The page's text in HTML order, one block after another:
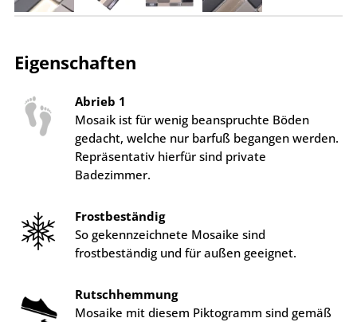
Eigenschaften
Abrieb 1
Mosaik ist für wenig beanspruchte Böden
gedacht, welche nur barfuß begangen werden.
Repräsentativ hierfür sind private
Badezimmer.
Frostbeständig
So gekennzeichnete Mosaike sind
frostbeständig und für außen geeignet.
Rutschhemmung
Mosaike mit diesem Piktogramm sind gemäß